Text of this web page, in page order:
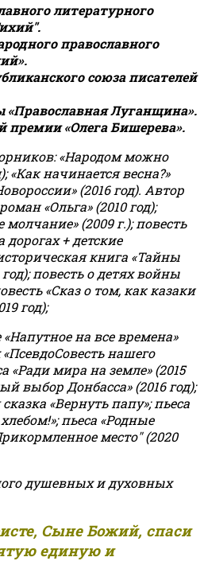
литературного
православного
союза писателей
«Православная Луганщина».
премии «Олега Бишерева».
«Народом можно
«Как начинается весна?»
(2016 год). Автор
«Ольга» (2010 год);
(2009 г.); повесть
+ детские
книга «Тайны
повесть о детях войны
«Сказ о том, как казаки
год);
на все времена»
«ПсевдоСовесть нашего
«Ради мира на земле» (2015
выбор Донбасса» (2016 год);
«Вернуть папу»; пьеса
;пьеса «Родные
место" (2020
душевных и духовных
Сыне Божий, спаси
единую и